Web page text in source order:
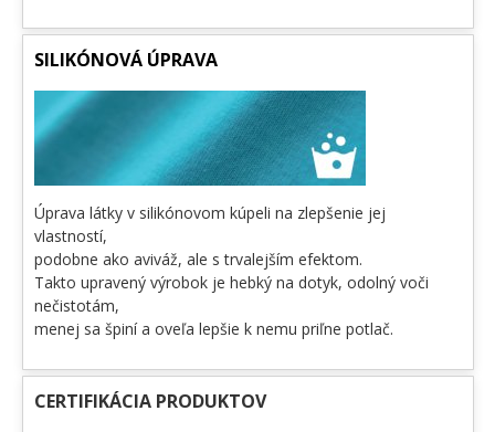
SILIKÓNOVÁ ÚPRAVA
Úprava látky v silikónovom kúpeli na zlepšenie jej
vlastností,
podobne ako aviváž, ale s trvalejším efektom.
Takto upravený výrobok je hebký na dotyk, odolný voči
nečistotám,
menej sa špiní a oveľa lepšie k nemu priľne potlač.
CERTIFIKÁCIA PRODUKTOV